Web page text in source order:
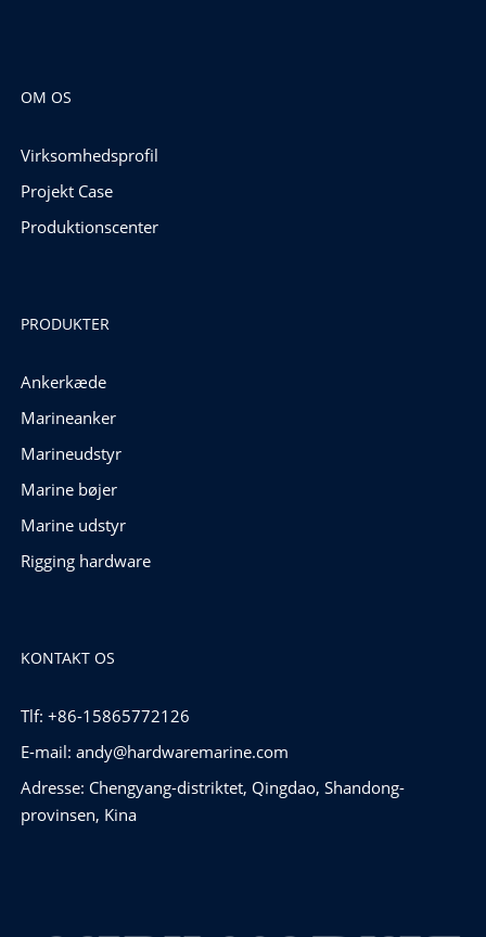
OM OS
Virksomhedsprofil
Projekt Case
Produktionscenter
PRODUKTER
Ankerkæde
Marineanker
Marineudstyr
Marine bøjer
Marine udstyr
Rigging hardware
KONTAKT OS
Tlf: +86-15865772126
E-mail: andy@hardwaremarine.com
Adresse: Chengyang-distriktet, Qingdao, Shandong-
provinsen, Kina